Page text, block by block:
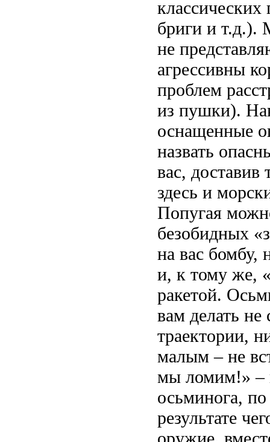
классических
бриги и т.д.).
не
агрессивны
проблем
из пушки).
оснащенные
назвать
вас,
здесь и
Попугая
безобидных
на вас бомбу,
и, к тому же,
ракетой.
вам делать не
траектории,
малым – не
мы ломим!» –
осьминога,
результате
оружие,